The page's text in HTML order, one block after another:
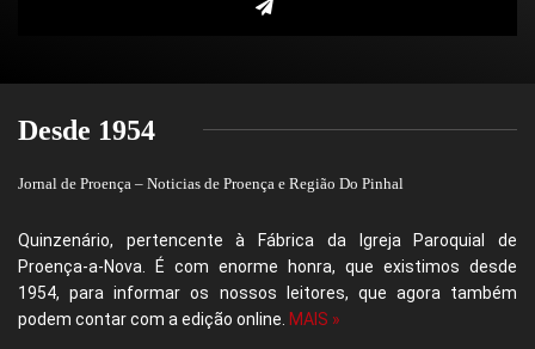
Desde 1954
Jornal de Proença – Noticias de Proença e Região Do Pinhal
Quinzenário, pertencente à Fábrica da Igreja Paroquial de
Proença-a-Nova. É com enorme honra, que existimos desde
1954, para informar os nossos leitores, que agora também
podem contar com a edição online. MAIS »